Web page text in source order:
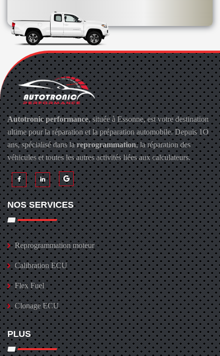
Autotronic performance, située à Essonne, est votre destination
ultime pour la réparation et la préparation automobile. Depuis 1O
ans, spécialisé dans lareprogrammation, la réparation des
véhicules et toutes les autres activités liées aux calculateurs.
NOS SERVICES
Reprogrammation moteur
Calibration ECU
Flex Fuel
Clonage ECU
PLUS